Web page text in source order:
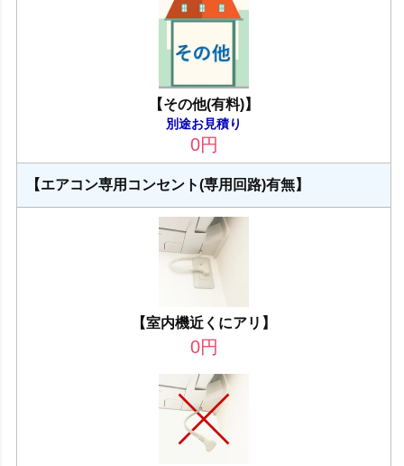
【その他(有料)】
別途お見積り
0円
【エアコン専用コンセント(専用回路)有無】
【室内機近くにアリ】
0円